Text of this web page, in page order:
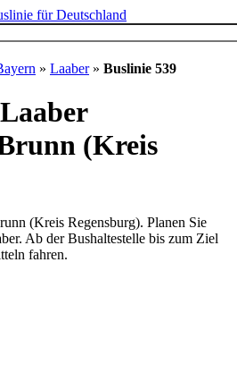
für Deutschland
» Laaber» Buslinie 539
(Kreis
(Kreis Regensburg). Planen Sie
Ab der Bushaltestelle bis zum Ziel
fahren.